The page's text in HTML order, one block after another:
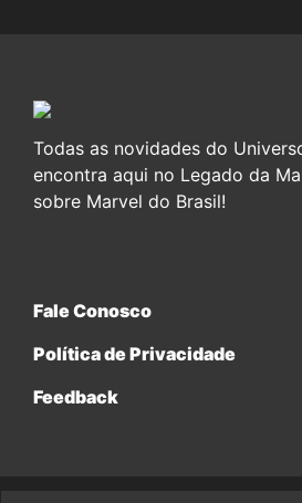
Todas as novidades do
encontra aqui no Legado da
sobre Marvel do Brasil!
Fale Conosco
Política de Privacidade
Feedback